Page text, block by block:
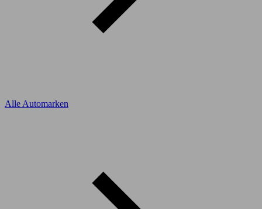
Alle Automarken